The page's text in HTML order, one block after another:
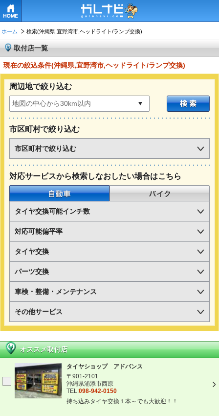
ホーム 検索(沖縄県,宜野湾市,ヘッドライト/ランプ交換)
取付店一覧
現在の絞込条件(沖縄県,宜野湾市,ヘッドライト/ランプ交換)
周辺地で絞り込む
市区町村で絞り込む
市区町村で絞り込む
対応サービスから検索しなおしたい場合はこちら
自動車
タイヤ交換可能インチ数
対応可能偏平率
タイヤ交換
パーツ交換
車検・整備・メンテナンス
その他サービス
オススメ取付店
タイヤショップ アドバンス
〒901-2101
沖縄県浦添市西原
TEL:098-942-0150
持ち込みタイヤ交換１本～でも大歓迎！！